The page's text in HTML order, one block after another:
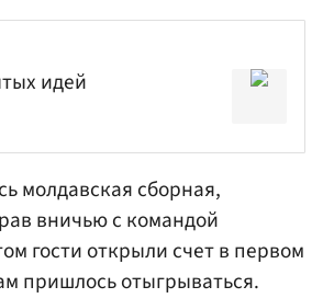
идей
молдавская сборная,
вничью с командой
гости открыли счет в первом
пришлось отыгрываться.